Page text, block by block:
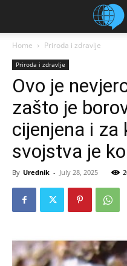
Home Priroda i zdravlje
Priroda i zdravlje
Ovo je
zašto je
cijenjena i za
svojstva je
By Urednik - July 28, 2025